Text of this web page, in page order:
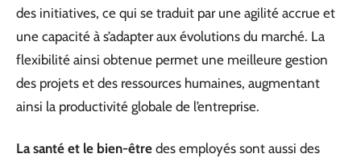
des initiatives, ce qui se traduit par une agilité accrue et
une capacité à s’adapter aux évolutions du marché. La
flexibilité ainsi obtenue permet une meilleure gestion
des projets et des ressources humaines, augmentant
ainsi la productivité globale de l’entreprise.
La santé et le bien-être des employés sont aussi des